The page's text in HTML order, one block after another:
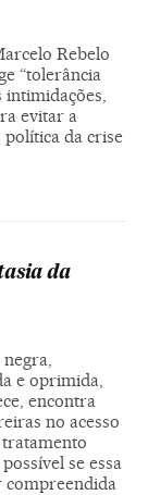
Rebelo
“tolerância
intimidações,
evitar a
da crise
da
e oprimida,
encontra
no acesso
se essa
compreendida